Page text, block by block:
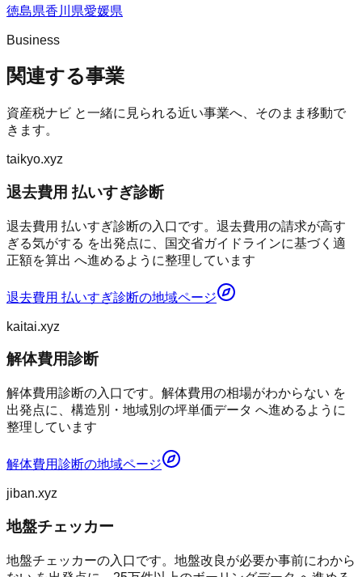
徳島県香川県愛媛県
Business
関連する事業
資産税ナビ と一緒に見られる近い事業へ、そのまま移動で
きます。
taikyo.xyz
退去費用 払いすぎ診断
退去費用 払いすぎ診断の入口です。退去費用の請求が高す
ぎる気がする を出発点に、国交省ガイドラインに基づく適
正額を算出 へ進めるように整理しています
退去費用 払いすぎ診断の地域ページ
kaitai.xyz
解体費用診断
解体費用診断の入口です。解体費用の相場がわからない を
出発点に、構造別・地域別の坪単価データ へ進めるように
整理しています
解体費用診断の地域ページ
jiban.xyz
地盤チェッカー
地盤チェッカーの入口です。地盤改良が必要か事前にわから